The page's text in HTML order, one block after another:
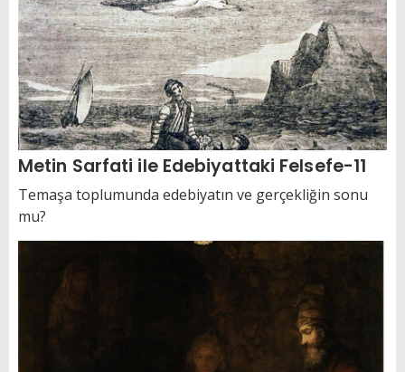
Metin Sarfati ile Edebiyattaki Felsefe-11
Temaşa toplumunda edebiyatın ve gerçekliğin sonu
mu?